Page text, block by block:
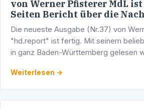
von Werner Pfisterer MdL
Seiten Bericht über die
Die neueste Ausgabe (Nr.37) von
"hd.report" ist fertig. Mit seinem
in ganz Baden-Württemberg gelesen
Weiterlesen →